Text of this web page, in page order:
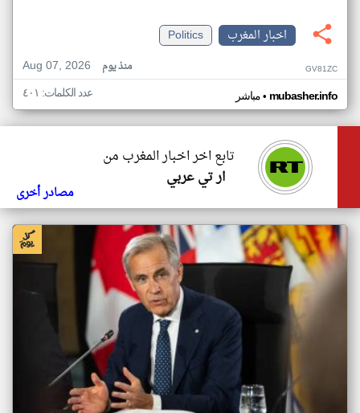
اخبار المغرب
Politics
Aug 07, 2026
منذ يوم GV81ZC
مباشر• mubasher.info عدد الكلمات: ٤٠١
تابع اخر اخبار المغرب من
ار تي عربي
مصادر أخرى